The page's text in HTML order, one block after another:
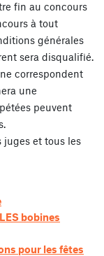
fin au concours
à tout
générales
sera disqualifié.
correspondent
une
peuvent
juges et tous les
bobines
pour les fêtes